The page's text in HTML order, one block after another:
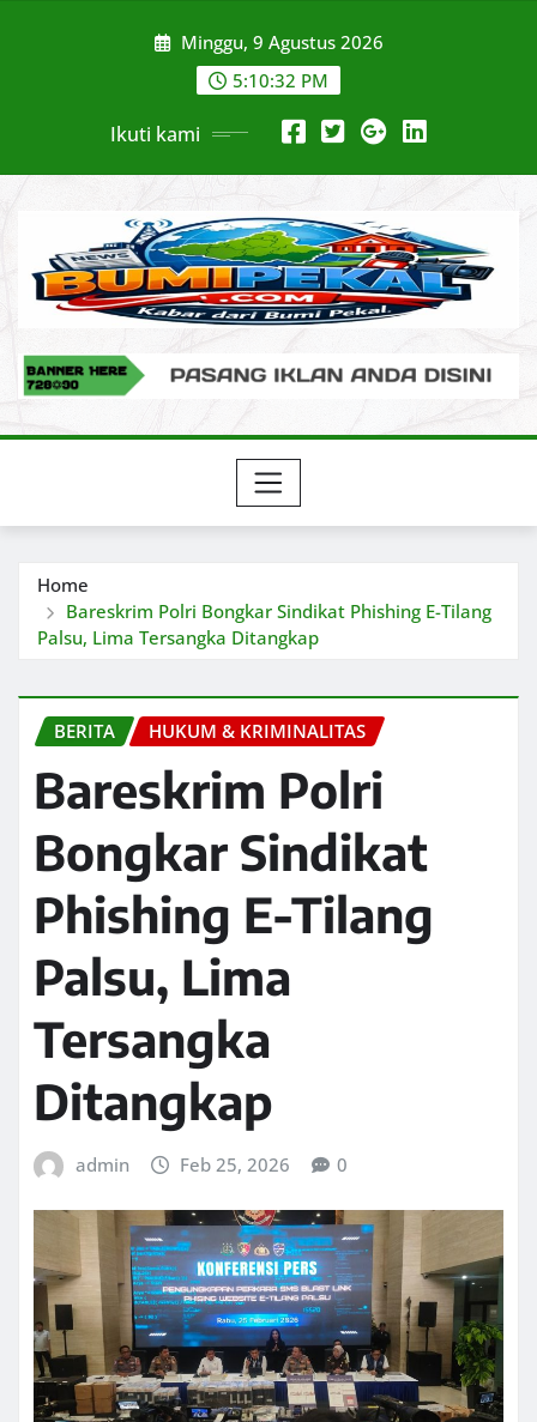
Minggu, 9 Agustus 2026
5:10:33 PM
Ikuti kami
Home
Bareskrim Polri Bongkar Sindikat Phishing E-Tilang
Palsu, Lima Tersangka Ditangkap
BERITA HUKUM & KRIMINALITAS
Bareskrim Polri
Bongkar Sindikat
Phishing E-Tilang
Palsu, Lima
Tersangka
Ditangkap
admin Feb 25, 2026 0